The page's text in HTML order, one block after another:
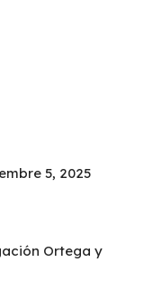
5, 2025
Ortega y